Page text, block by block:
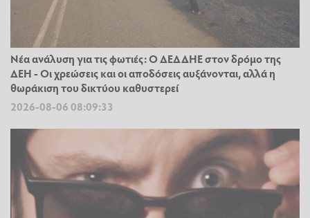
Νέα ανάλυση για τις φωτιές: Ο ΔΕΔΔΗΕ στον δρόμο της
ΔΕΗ - Οι χρεώσεις και οι αποδόσεις αυξάνονται, αλλά η
θωράκιση του δικτύου καθυστερεί
2026-08-06 08:09:33